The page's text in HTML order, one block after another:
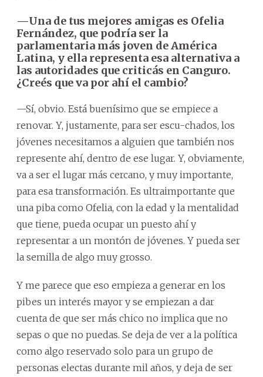
—Una de tus mejores amigas es Ofelia
Fernández, que podría ser la
parlamentaria más joven de América
Latina, y ella representa esa alternativa a
las autoridades que criticás en Canguro.
¿Creés que va por ahí el cambio?
—Sí, obvio. Está buenísimo que se empiece a
renovar. Y, justamente, para ser escu-chados, los
jóvenes necesitamos a alguien que también nos
represente ahí, dentro de ese lugar. Y, obviamente,
va a ser el lugar más cercano, y muy importante,
para esa transformación. Es ultraimportante que
una piba como Ofelia, con la edad y la mentalidad
que tiene, pueda ocupar un puesto ahí y
representar a un montón de jóvenes. Y pueda ser
la semilla de algo muy grosso.
Y me parece que eso empieza a generar en los
pibes un interés mayor y se empiezan a dar
cuenta de que ser más chico no implica que no
sepas o que no puedas. Se deja de ver a la política
como algo reservado solo para un grupo de
personas electas durante mil años, y deja de ser